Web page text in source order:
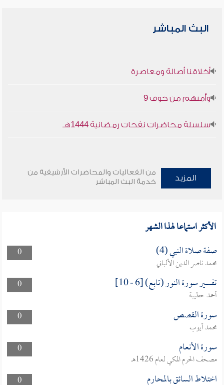
البث المباشر
أخلاقنا أصالة ومعاصرة
وأمنهم من خوف 9
سلسلة محاضرات نفحات رمضانية 1444هـ
المزيد
من الفعاليات والمحاضرات الأرشيفية من
خدمة البث المباشر
الأكثر استماعا لهذا الشهر
0 صفة صلاة النبي (4)
محمد ناصر الدين الألباني
0
تفسير سورة النور (تابع) [6 - 10]
أحمد حطيبة
0
سورة القصص
محمد أيوب
0
سورة الأنعام
مصحف الحرم المكي لعام 1426هـ
0
اختلاط السائق بالمحارم